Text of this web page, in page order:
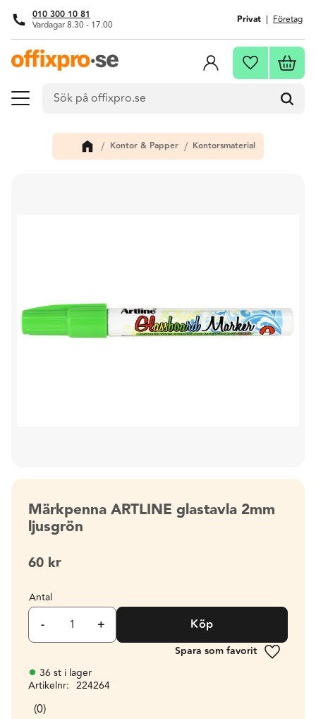
Meny
010 300 10 81
Vardagar 8.30 - 17.00 Privat Företag
Favoriter
Kontor & Papper Kontorsmaterial
Märkpenna ARTLINE glastavla 2mm
ljusgrön
60 kr
Antal
+
- Köp
Lägg till
36 st i lager
Artikelnr
224264
0